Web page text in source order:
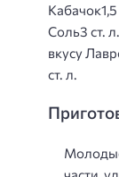
Соль3 ст.
вкусу
ст. л.